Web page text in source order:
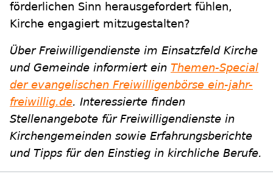
förderlichen Sinn herausgefordert fühlen,
Kirche engagiert mitzugestalten?
Über Freiwilligendienste im Einsatzfeld Kirche
und Gemeinde informiert ein Themen-Special
der evangelischen Freiwilligenbörse ein-jahr-
freiwillig.de. Interessierte finden
Stellenangebote für Freiwilligendienste in
Kirchengemeinden sowie Erfahrungsberichte
und Tipps für den Einstieg in kirchliche Berufe.